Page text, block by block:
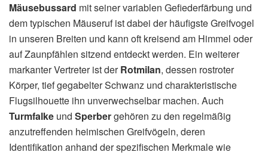
Mäusebussard mit seiner variablen Gefiederfärbung und
dem typischen Mäuseruf ist dabei der häufigste Greifvogel
in unseren Breiten und kann oft kreisend am Himmel oder
auf Zaunpfählen sitzend entdeckt werden. Ein weiterer
markanter Vertreter ist derRotmilan, dessen rostroter
Körper, tief gegabelter Schwanz und charakteristische
Flugsilhouette ihn unverwechselbar machen. Auch
Turmfalke und Sperbergehören zu den regelmäßig
anzutreffenden heimischen Greifvögeln, deren
Identifikation anhand der spezifischen Merkmale wie